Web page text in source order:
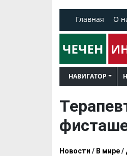
Главная О
НАВИГАТОР
Новости / В мире/